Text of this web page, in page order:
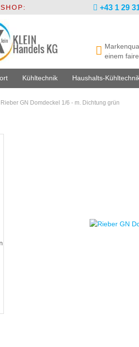
einem
+43 1 29
Kühltechnik Haushalts-
Rieber GN Domdeckel 1/6 - m. Dichtung grün